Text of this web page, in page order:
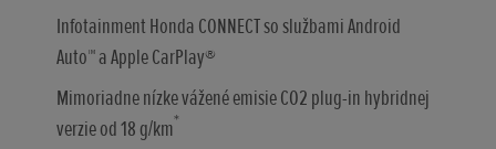
Infotainment Honda CONNECT so službami Android
Auto™ a Apple CarPlay®
Mimoriadne nízke vážené emisie CO2 plug-in hybridnej
verzie od 18 g/km*